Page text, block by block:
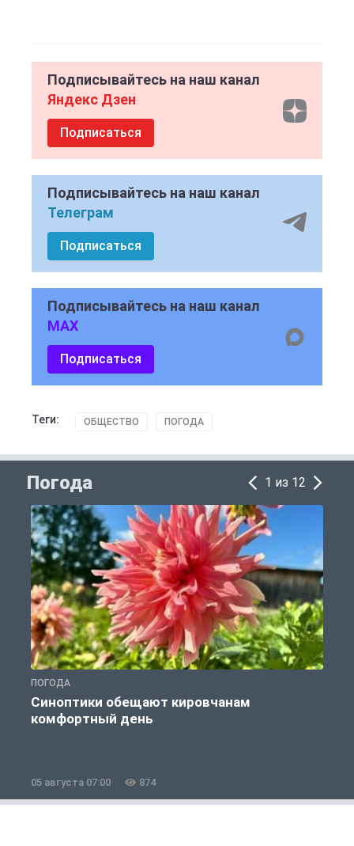
Подписывайтесь на наш канал
Яндекс Дзен
Подписаться
Подписывайтесь на наш канал
Телеграм
Подписаться
Подписывайтесь на наш канал
MAX
Подписаться
Теги: ОБЩЕСТВО ПОГОДА
Погода 1 из 12
ПОГОДА
Синоптики обещают кировчанам
комфортный день
05 августа 07:00 874